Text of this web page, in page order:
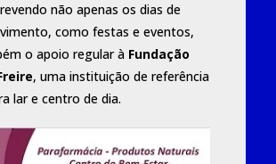
não apenas os dias de
como festas e eventos,
o apoio regular à Fundação
, uma instituição de referência
lar e centro de dia.